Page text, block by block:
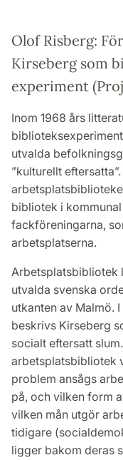
Olof Risberg:
Kirseberg som
experiment
Inom 1968 års
utvalda
”kulturellt
bibliotek i
fackföreningarna,
arbetsplatserna.
Arbetsplatsbibliotek
utvalda svenska
utkanten av Malmö.
beskrivs Kirseberg
socialt eftersatt
arbetsplatsbibliotek
problem ansågs
på, och vilken form
vilken mån utgör
tidigare
ligger bakom deras